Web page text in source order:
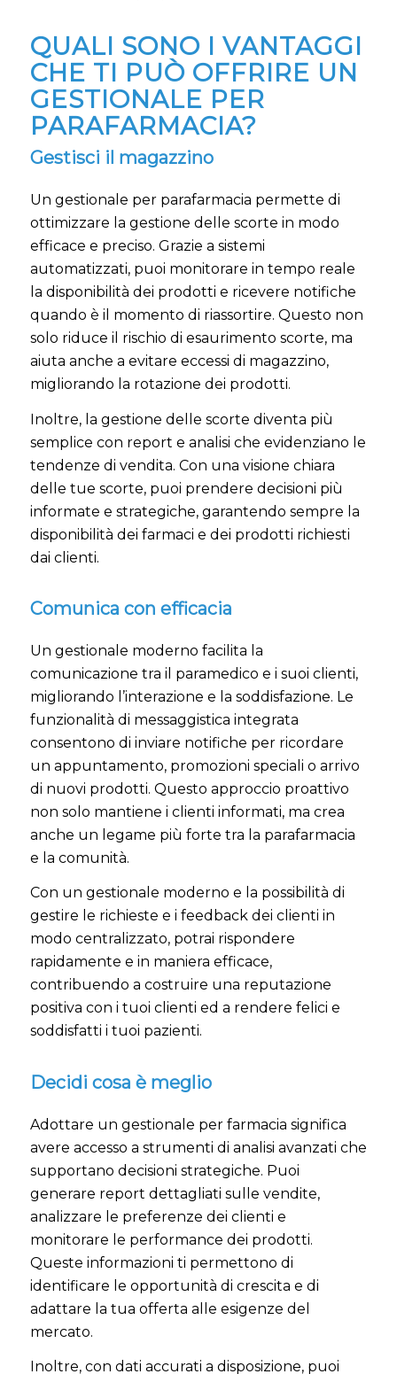
QUALI SONO I VANTAGGI
CHE TI PUÒ OFFRIRE UN
GESTIONALE PER
PARAFARMACIA?
Gestisci il magazzino
Un gestionale per parafarmacia permette di
ottimizzare la gestione delle scorte in modo
efficace e preciso. Grazie a sistemi
automatizzati, puoi monitorare in tempo reale
la disponibilità dei prodotti e ricevere notifiche
quando è il momento di riassortire. Questo non
solo riduce il rischio di esaurimento scorte, ma
aiuta anche a evitare eccessi di magazzino,
migliorando la rotazione dei prodotti.
Inoltre, la gestione delle scorte diventa più
semplice con report e analisi che evidenziano le
tendenze di vendita. Con una visione chiara
delle tue scorte, puoi prendere decisioni più
informate e strategiche, garantendo sempre la
disponibilità dei farmaci e dei prodotti richiesti
dai clienti.
Comunica con efficacia
Un gestionale moderno facilita la
comunicazione tra il paramedico e i suoi clienti,
migliorando l’interazione e la soddisfazione. Le
funzionalità di messaggistica integrata
consentono di inviare notifiche per ricordare
un appuntamento, promozioni speciali o arrivo
di nuovi prodotti. Questo approccio proattivo
non solo mantiene i clienti informati, ma crea
anche un legame più forte tra la parafarmacia
e la comunità.
Con un gestionale moderno e la possibilità di
gestire le richieste e i feedback dei clienti in
modo centralizzato, potrai rispondere
rapidamente e in maniera efficace,
contribuendo a costruire una reputazione
positiva con i tuoi clienti ed a rendere felici e
soddisfatti i tuoi pazienti.
Decidi cosa è meglio
Adottare un gestionale per farmacia significa
avere accesso a strumenti di analisi avanzati che
supportano decisioni strategiche. Puoi
generare report dettagliati sulle vendite,
analizzare le preferenze dei clienti e
monitorare le performance dei prodotti.
Queste informazioni ti permettono di
identificare le opportunità di crescita e di
adattare la tua offerta alle esigenze del
mercato.
Inoltre, con dati accurati a disposizione, puoi